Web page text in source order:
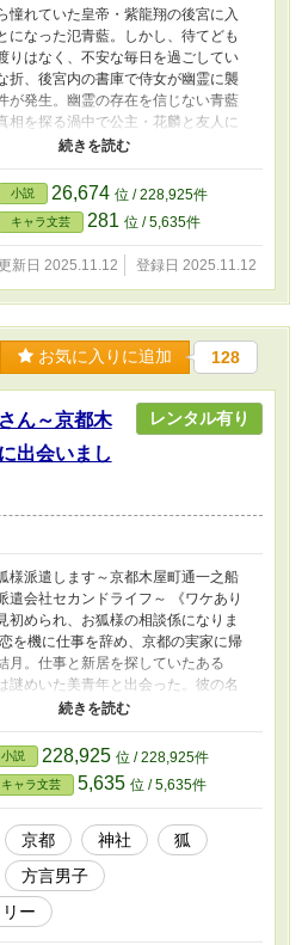
憧れていた皇帝・紫龍翔の後宮に入
になった氾青藍。しかし、待てども
りはなく、不安な毎日を過ごしてい
折、後宮内の書庫で侍女が幽霊に襲
が発生。幽霊の存在を信じない青藍
相を探る渦中で公主・花麟と友人に
は彼女の正体は皇帝の双子の弟・大
藍は、後宮で渦巻く陰謀に巻き込ま
。女装の皇弟×リアリスト妃の中華
タジー開幕！
小説 26,674 位 / 228,925件
キャラ文芸 281 位 / 5,635件
新日 2025.11.12 登録日 2025.11.12
お気に入りに追加 128
ん～京都木
出会いまし
レンタル有り
様派遣します～京都木屋町通一之船
遣会社セカンドライフ～ 《ワケあり
初められ、お狐様の相談係になりま
を機に仕事を辞め、京都の実家に帰
月。仕事と新居を探していたある
謎めいた美青年と出会った。彼の名
ん。小さな派遣事務所を営んでいる
ませんか？」思わぬ好待遇に惹か
彼のもとで働くことを決める。けれ
所を訪れるのは、人間界で暮らした
たちで――神使の美青年×お人好し女
あやかしファンタジー！
小説 228,925 位 / 228,925件
キャラ文芸 5,635 位 / 5,635件
京都 神社
狐
方言男子
ー